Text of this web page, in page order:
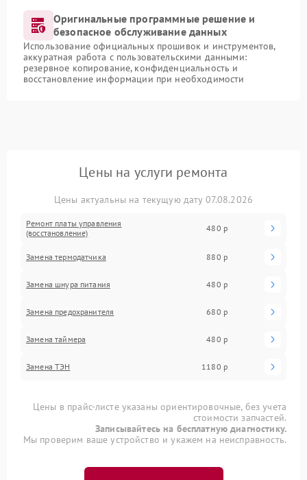
Оригинальные программные решение и
безопасное обслуживание данных
Использование официальных прошивок и инструментов,
аккуратная работа с пользовательскими данными:
резервное копирование, конфиденциальность и
восстановление информации при необходимости
Цены на услуги ремонта
Цены актуальны на текущую дату 07.08.2026
Ремонт платы управления
(восстановление)
480 р
Замена термодатчика 880 р
Замена шнура питания 480 р
Замена предохранителя 680 р
Замена таймера 480 р
Замена ТЭН 1180 р
Цены в прайс-листе указаны ориентировочные, без учета
стоимости запчастей.
Записывайтесь на бесплатную диагностику.
Мы проверим ваше устройство и укажем на неисправность.